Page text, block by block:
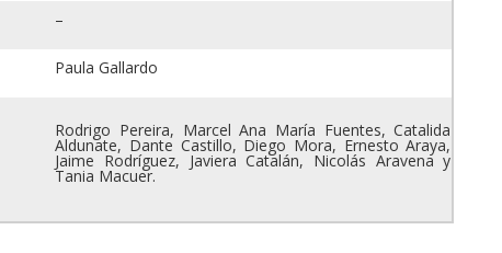
–
Paula Gallardo
Rodrigo Pereira, Marcel Ana María Fuentes, Catalida
Aldunate, Dante Castillo, Diego Mora, Ernesto Araya,
Jaime Rodríguez, Javiera Catalán, Nicolás Aravena y
Tania Macuer.